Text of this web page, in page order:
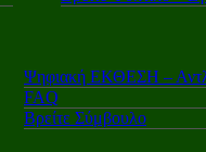
Ψηφιακή ΕΚΘΕΣΗ –
FAQ
Βρείτε Σύμβουλο